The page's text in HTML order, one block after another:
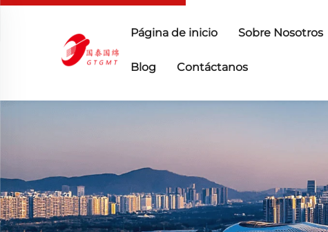
Página de inicio Sobre Nosotros
Blog Contáctanos